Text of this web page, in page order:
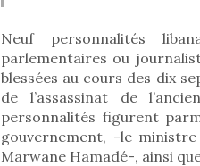
Neuf personnalités
parlementaires ou
blessées au cours des dix
de l’assassinat de
personnalités figurent
gouvernement, -le
Marwane Hamadé-, ainsi